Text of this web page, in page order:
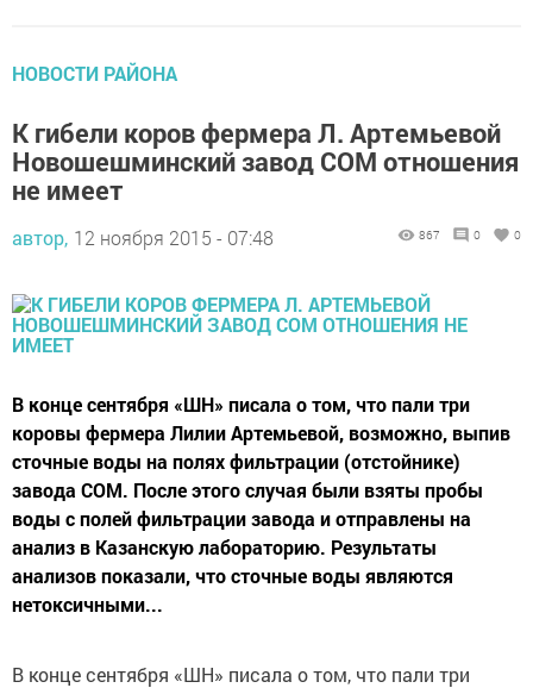
НОВОСТИ РАЙОНА
К гибели коров фермера Л. Артемьевой
Новошешминский завод СОМ отношения
не имеет
автор, 12 ноября 2015 - 07:48 867 0 0
В конце сентября «ШН» писала о том, что пали три
коровы фермера Лилии Артемьевой, возможно, выпив
сточные воды на полях фильтрации (отстойнике)
завода СОМ. После этого случая были взяты пробы
воды с полей фильтрации завода и отправлены на
анализ в Казанскую лабораторию. Результаты
анализов показали, что сточные воды являются
нетоксичными...
В конце сентября «ШН» писала о том, что пали три